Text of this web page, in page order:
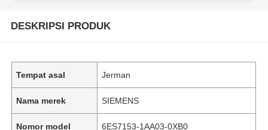
DESKRIPSI PRODUK
Tempat asal Jerman
Nama merek SIEMENS
Nomor model 6ES7153-1AA03-0XB0